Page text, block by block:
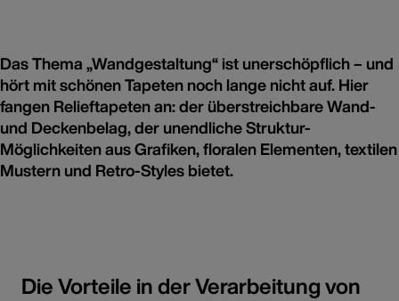
Relief 3490
Das Thema „Wandgestaltung“ ist unerschöpflich – und
hört mit schönen Tapeten noch lange nicht auf. Hier
fangen Relieftapeten an: der überstreichbare Wand-
und Deckenbelag, der unendliche Struktur-
Möglichkeiten aus Grafiken, floralen Elementen, textilen
Mustern und Retro-Styles bietet.
Die Vorteile in der Verarbeitung von